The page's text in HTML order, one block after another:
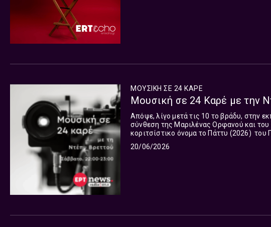
ΜΟΥΣΙΚΗ ΣΕ 24 ΚΑΡΕ
Μουσική σε 24 Καρέ με την
Απόψε, λίγο μετά τις 10 το βράδυ, στην
σύνθεση της Μαριλένας Ορφανού και
κοριτσίστικο όνομα το Πάττυ (2026) του Γιώργου
news radio και στην εκπομπή για αυτή
20/06/2026